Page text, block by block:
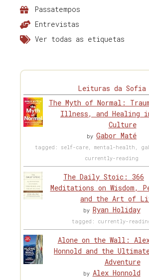
Passatempos
Entrevistas
Ver todas as etiquetas
Leituras da Sofia
The Myth of Normal:
Illness, and Healing
Culture
by Gabor Maté
tagged: self-care, mental-health,
currently-reading
The Daily Stoic: 366
Meditations on Wisdom,
and the Art of
by Ryan Holiday
tagged: currently-
Alone on the Wall:
Honnold and the
Adventure
by Alex Honnold